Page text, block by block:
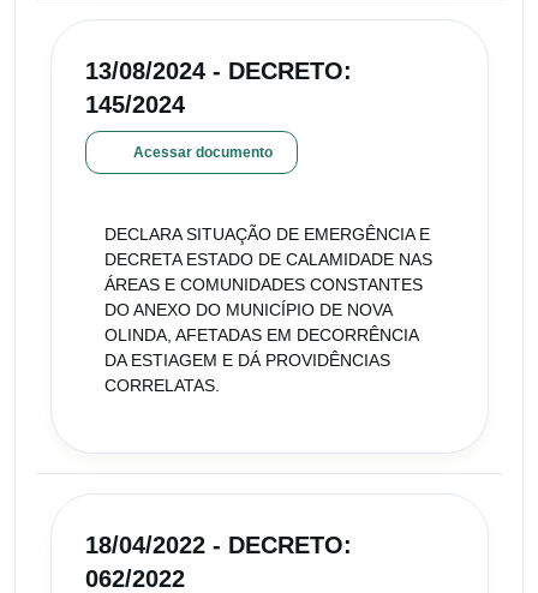
13/08/2024 - DECRETO:
145/2024
Acessar documento
DECLARA SITUAÇÃO DE EMERGÊNCIA E
DECRETA ESTADO DE CALAMIDADE NAS
ÁREAS E COMUNIDADES CONSTANTES
DO ANEXO DO MUNICÍPIO DE NOVA
OLINDA, AFETADAS EM DECORRÊNCIA
DA ESTIAGEM E DÁ PROVIDÊNCIAS
CORRELATAS.
18/04/2022 - DECRETO:
062/2022